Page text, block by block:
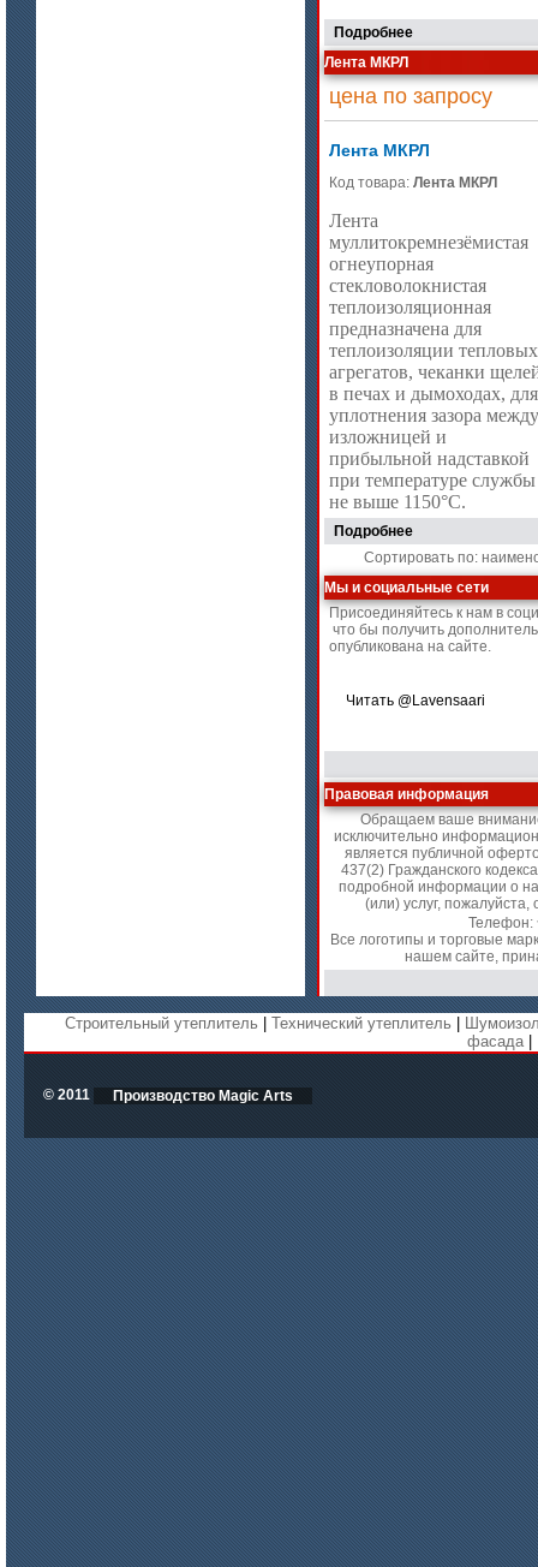
керамическое
цена по запросу
ISOTEC ОЗ Мастика-СП 90
(ISOTEC FP Mastic-SP 90)
Подробнее
Лента МКРЛ
цена по запросу
Лента МКРЛ
Код товара: Лента МКРЛ
Лента
муллитокремнезёмистая
огнеупорная
стекловолокнистая
теплоизоляционная
предназначена для
теплоизоляции тепловых
агрегатов, чеканки
в печах и дымоходах, для
уплотнения зазора между
изложницей и
прибыльной надставкой
при температуре службы
не выше 1150°С.
Подробнее
Сортировать по:
Мы и социальные сети
Присоединяйтесь к нам в
что бы получить
опубликована на сайте.
Читать @Lavensaari
Правовая информация
Обращаем ваше
исключительно
является публичной
437(2) Гражданского
подробной информации о
(или) услуг,
Телефон:
Все логотипы и торговые
нашем сайте,
Строительный утеплитель Технический утеплитель
фасада|
© 2011 Производство Magic Arts